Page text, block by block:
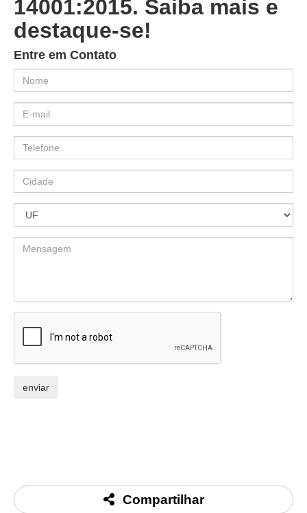
14001:2015. Saiba mais e
destaque-se!
Entre em Contato
Compartilhar